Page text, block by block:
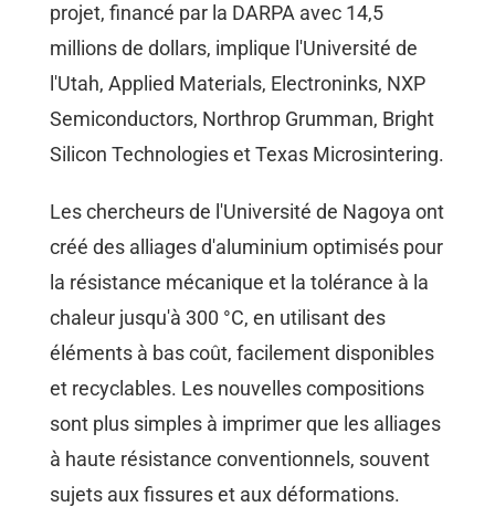
projet, financé par la DARPA avec 14,5
millions de dollars, implique l'Université de
l'Utah, Applied Materials, Electroninks, NXP
Semiconductors, Northrop Grumman, Bright
Silicon Technologies et Texas Microsintering.
Les chercheurs de l'Université de Nagoya ont
créé des alliages d'aluminium optimisés pour
la résistance mécanique et la tolérance à la
chaleur jusqu'à 300 °C, en utilisant des
éléments à bas coût, facilement disponibles
et recyclables. Les nouvelles compositions
sont plus simples à imprimer que les alliages
à haute résistance conventionnels, souvent
sujets aux fissures et aux déformations.